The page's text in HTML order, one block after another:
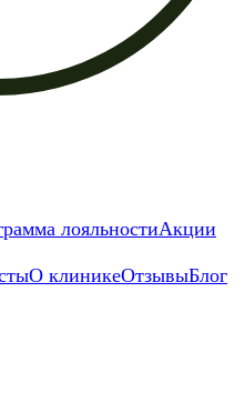
лояльностиАкции
О клиникеОтзывыБлог